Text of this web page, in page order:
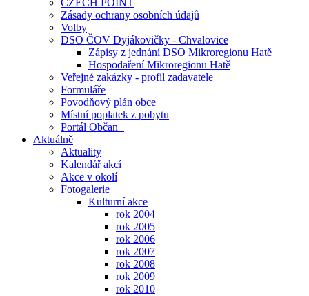
CZECH POINT
Zásady ochrany osobních údajů
Volby
DSO ČOV Dyjákovičky - Chvalovice
Zápisy z jednání DSO Mikroregionu Hatě
Hospodaření Mikroregionu Hatě
Veřejné zakázky - profil zadavatele
Formuláře
Povodňový plán obce
Místní poplatek z pobytu
Portál Občan+
Aktuálně
Aktuality
Kalendář akcí
Akce v okolí
Fotogalerie
Kulturní akce
rok 2004
rok 2005
rok 2006
rok 2007
rok 2008
rok 2009
rok 2010